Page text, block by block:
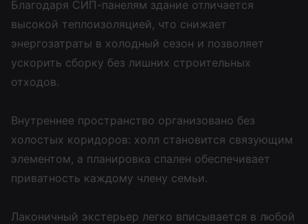
Благодаря СИП-панелям здание отличается
высокой теплоизоляцией, что снижает
энергозатраты в холодный сезон и позволяет
ускорить сборку без лишних строительных
отходов.
Внутреннее пространство организовано без
холостых коридоров: холл становится связующим
элементом, а планировка спален обеспечивает
приватность каждому члену семьи.
Лаконичный экстерьер легко вписывается в любой